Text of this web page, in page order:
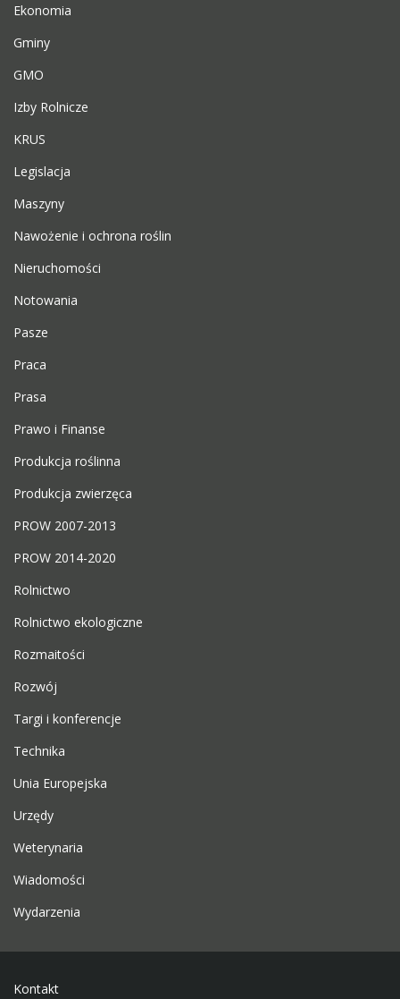
Ekonomia
Gminy
GMO
Izby Rolnicze
KRUS
Legislacja
Maszyny
Nawożenie i ochrona roślin
Nieruchomości
Notowania
Pasze
Praca
Prasa
Prawo i Finanse
Produkcja roślinna
Produkcja zwierzęca
PROW 2007-2013
PROW 2014-2020
Rolnictwo
Rolnictwo ekologiczne
Rozmaitości
Rozwój
Targi i konferencje
Technika
Unia Europejska
Urzędy
Weterynaria
Wiadomości
Wydarzenia
Kontakt